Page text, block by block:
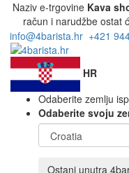
Naziv e-trgovine Kava
račun i narudžbe ostat
info@4barista.hr +421
HR
Odaberite zemlju
Odaberite svoju
Ostani unutra